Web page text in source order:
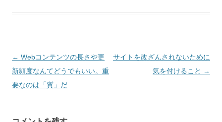
Post
navigation
← Webコンテンツの長さや更
新頻度なんてどうでもいい。重
要なのは「質」だ
サイトを改ざんされないために
気を付けること →